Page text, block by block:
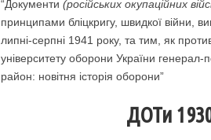
“Документи (російських окупаційних
принципами бліцкригу, швидкої війни,
липні-серпні 1941 року, та тим, як
університету оборони України генерал-
район: новітня історія оборони”
ДОТи